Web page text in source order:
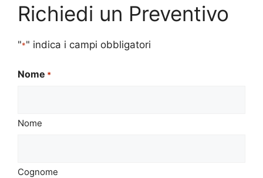
Richiedi un Preventivo
"*" indica i campi obbligatori
Nome *
Nome
Cognome